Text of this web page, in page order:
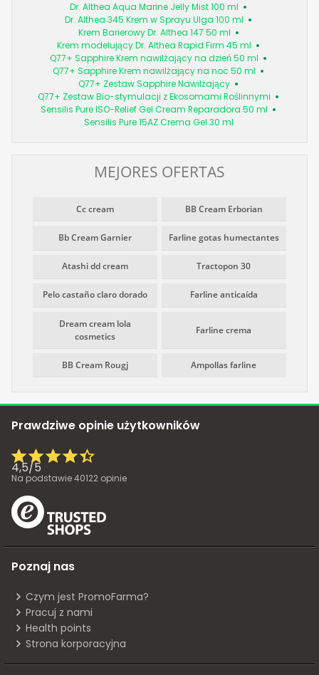
Dr. Althea Aqua Marine Jelly Mist 100 ml
Dr. Althea 345 Krem w Sprayu Ulga 100 ml
Krem Barierowy Dr. Althea 147 50 ml
Krem modelujący Dr. Althea Rapid Firm 45 ml
Q77+ Sapphire Krem nawilżający na dzień 50 ml
Q77+ Sapphire Krem nawilżający na noc 50 ml
Q77+ Zestaw Sapphire Nawilżający
Q77+ Zestaw Bio-stymulacji z Ekosomami Roślinnymi
Sensilis Pure ISO-Relief Gel Cream Reparadora 50 ml
Sensilis Pure 15AZ Crema Gel 30 ml
MEJORES OFERTAS
Cc cream BB Cream Erborian
Bb Cream Garnier Farline gotas humectantes
Atashi dd cream Tractopon 30
Pelo castaño claro dorado Farline anticaída
Dream cream lola
cosmetics
Farline crema
BB Cream Rougj Ampollas farline
Prawdziwe opinie użytkowników
4,5/5
Na podstawie40122 opinie
Poznaj nas
Czym jest PromoFarma?
Pracuj z nami
Health points
Strona korporacyjna